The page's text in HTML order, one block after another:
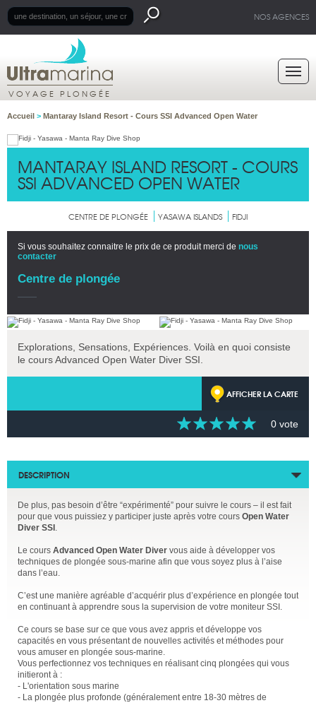
NOS AGENCES
VOYAGE PLONGÉE
Accueil > Mantaray Island Resort - Cours SSI Advanced Open Water
MANTARAY ISLAND RESORT - COURS
SSI ADVANCED OPEN WATER
CENTRE DE PLONGÉE YASAWA ISLANDS FIDJI
Si vous souhaitez connaitre le prix de ce produit merci de nous
contacter
Centre de plongée
Explorations, Sensations, Expériences. Voilà en quoi consiste
le cours Advanced Open Water Diver SSI.
AFFICHER LA CARTE
0 vote
DESCRIPTION
De plus, pas besoin d’être “expérimenté” pour suivre le cours – il est fait
pour que vous puissiez y participer juste après votre cours Open Water
Diver SSI .
Le cours Advanced Open Water Diver vous aide à développer vos
techniques de plongée sous-marine afin que vous soyez plus à l’aise
dans l’eau.
C’est une manière agréable d’acquérir plus d’expérience en plongée tout
en continuant à apprendre sous la supervision de votre moniteur SSI.
Ce cours se base sur ce que vous avez appris et développe vos
capacités en vous présentant de nouvelles activités et méthodes pour
vous amuser en plongée sous-marine.
Vous perfectionnez vos techniques en réalisant cinq plongées qui vous
initieront à :
- L'orientation sous marine
- La plongée plus profonde (généralement entre 18-30 mètres de